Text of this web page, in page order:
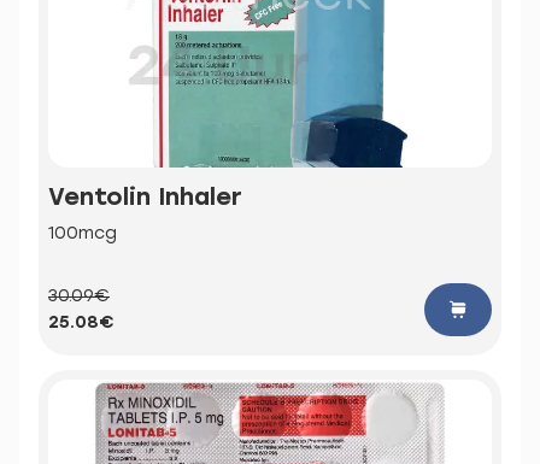
Ventolin Inhaler
100mcg
30.09€
25.08€